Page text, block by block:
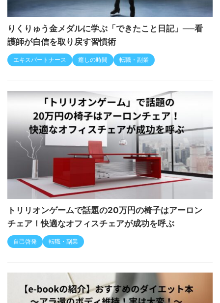
りくりゅう金メダルに学ぶ「できたこと日記」──看
護師が自信を取り戻す習慣術
エキスパートナース 癒しの時間 転職・副業
トリリオンゲームで話題の20万円の椅子はアーロン
チェア！快適なオフィスチェアが成功を呼ぶ
自己啓発 転職・副業